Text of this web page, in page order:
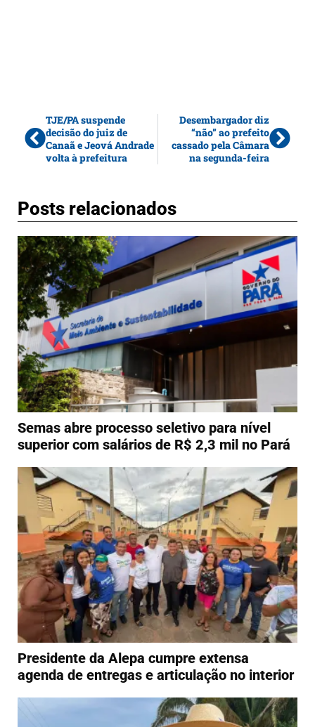
TJE/PA suspende
decisão do juiz de
Canaã e Jeová Andrade
volta à prefeitura
Desembargador diz
“não” ao prefeito
cassado pela Câmara
na segunda-feira
Posts relacionados
Semas abre processo seletivo para nível
superior com salários de R$ 2,3 mil no Pará
Presidente da Alepa cumpre extensa
agenda de entregas e articulação no interior